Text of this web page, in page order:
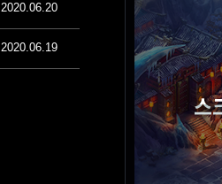
2020.06.20
2020.06.19